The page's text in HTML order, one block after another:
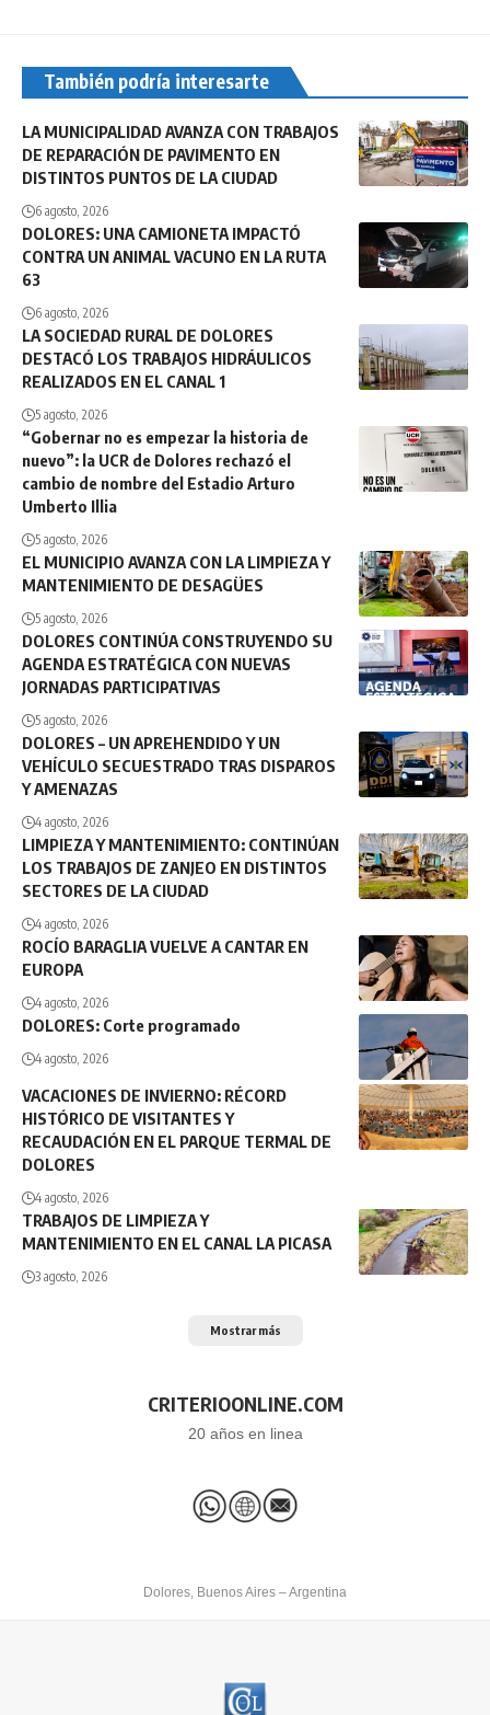
También podría interesarte
LA MUNICIPALIDAD AVANZA CON TRABAJOS
DE REPARACIÓN DE PAVIMENTO EN
DISTINTOS PUNTOS DE LA CIUDAD
6 agosto, 2026
DOLORES: UNA CAMIONETA IMPACTÓ
CONTRA UN ANIMAL VACUNO EN LA RUTA
63
6 agosto, 2026
LA SOCIEDAD RURAL DE DOLORES
DESTACÓ LOS TRABAJOS HIDRÁULICOS
REALIZADOS EN EL CANAL 1
5 agosto, 2026
“Gobernar no es empezar la historia de
nuevo”: la UCR de Dolores rechazó el
cambio de nombre del Estadio Arturo
Umberto Illia
5 agosto, 2026
EL MUNICIPIO AVANZA CON LA LIMPIEZA Y
MANTENIMIENTO DE DESAGÜES
5 agosto, 2026
DOLORES CONTINÚA CONSTRUYENDO SU
AGENDA ESTRATÉGICA CON NUEVAS
JORNADAS PARTICIPATIVAS
5 agosto, 2026
DOLORES – UN APREHENDIDO Y UN
VEHÍCULO SECUESTRADO TRAS DISPAROS
Y AMENAZAS
4 agosto, 2026
LIMPIEZA Y MANTENIMIENTO: CONTINÚAN
LOS TRABAJOS DE ZANJEO EN DISTINTOS
SECTORES DE LA CIUDAD
4 agosto, 2026
ROCÍO BARAGLIA VUELVE A CANTAR EN
EUROPA
4 agosto, 2026
DOLORES: Corte programado
4 agosto, 2026
VACACIONES DE INVIERNO: RÉCORD
HISTÓRICO DE VISITANTES Y
RECAUDACIÓN EN EL PARQUE TERMAL DE
DOLORES
4 agosto, 2026
TRABAJOS DE LIMPIEZA Y
MANTENIMIENTO EN EL CANAL LA PICASA
3 agosto, 2026
Mostrar más
CRITERIOONLINE.COM
20 años en linea
Dolores, Buenos Aires – Argentina